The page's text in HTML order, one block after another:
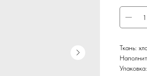
Ткань: